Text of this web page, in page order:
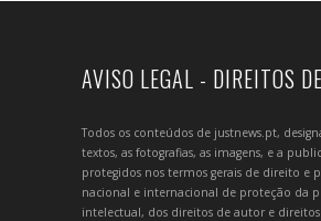
AVISO LEGAL - DIREITOS
Todos os conteúdos de justnews.pt,
textos, as fotografias, as imagens, e a
protegidos nos termos gerais de direito e
nacional e internacional de proteção da
intelectual, dos direitos de autor e direitos